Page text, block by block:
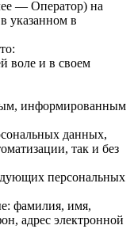
— Оператор) на
указанном в
воле и в своем
информированным
данных,
так и без
персональных
фамилия, имя,
адрес электронной